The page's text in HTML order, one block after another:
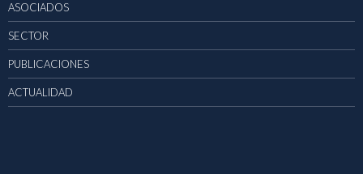
ASOCIADOS
SECTOR
PUBLICACIONES
ACTUALIDAD